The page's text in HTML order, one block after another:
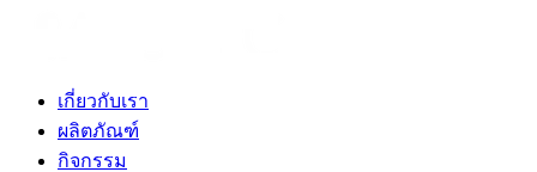
เกี่ยวกับเรา
ผลิตภัณฑ์
กิจกรรม